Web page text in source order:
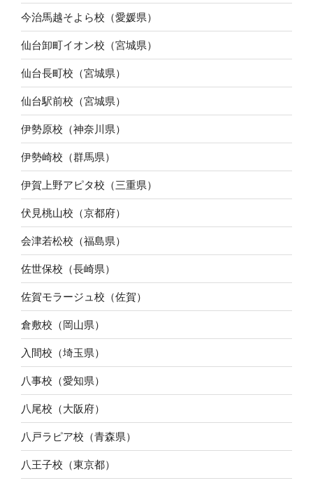
今治馬越そよら校（愛媛県）
仙台卸町イオン校（宮城県）
仙台長町校（宮城県）
仙台駅前校（宮城県）
伊勢原校（神奈川県）
伊勢崎校（群馬県）
伊賀上野アピタ校（三重県）
伏見桃山校（京都府）
会津若松校（福島県）
佐世保校（長崎県）
佐賀モラージュ校（佐賀）
倉敷校（岡山県）
入間校（埼玉県）
八事校（愛知県）
八尾校（大阪府）
八戸ラピア校（青森県）
八王子校（東京都）